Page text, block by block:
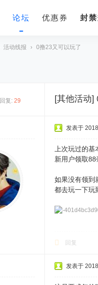
论坛 优惠券 封禁
活动线报 › 0撸23又可以玩了
回复: 29 [其他活动]
发表于
上次玩过的
新用户领取
如果没有领到
都去玩一下
回复
发表于